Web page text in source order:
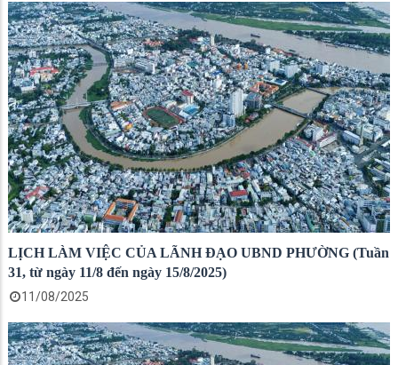
LỊCH LÀM VIỆC CỦA LÃNH ĐẠO UBND PHƯỜNG (Tuần
31, từ ngày 11/8 đến ngày 15/8/2025)
11/08/2025